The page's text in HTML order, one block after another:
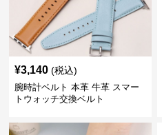
¥3,140 (税込)
腕時計ベルト 本革 牛革 スマー
トウォッチ交換ベルト